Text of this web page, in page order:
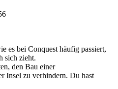
es bei Conquest häufig passiert,
sich zieht.
den Bau einer
Insel zu verhindern. Du hast